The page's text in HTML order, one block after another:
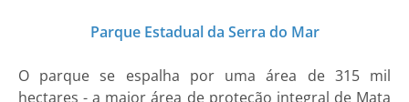
Parque Estadual da Serra do Mar
O parque se espalha por uma área de 315 mil
hectares - a maior área de proteção integral de Mata